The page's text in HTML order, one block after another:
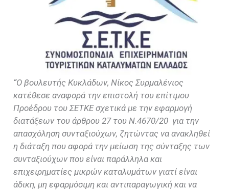
“Ο βουλευτής Κυκλάδων, Νίκος Συρμαλένιος
κατέθεσε αναφορά την επιστολή του επίτιμου
Προέδρου του ΣΕΤΚΕ σχετικά με την εφαρμογή
διατάξεων του άρθρου 27 του Ν.4670/20 για την
απασχόληση συνταξιούχων, ζητώντας να ανακληθεί
η διάταξη που αφορά την μείωση της σύνταξης των
συνταξιούχων που είναι παράλληλα και
επιχειρηματίες μικρών καταλυμάτων γιατί είναι
άδικη, μη εφαρμόσιμη και αντιπαραγωγική και να